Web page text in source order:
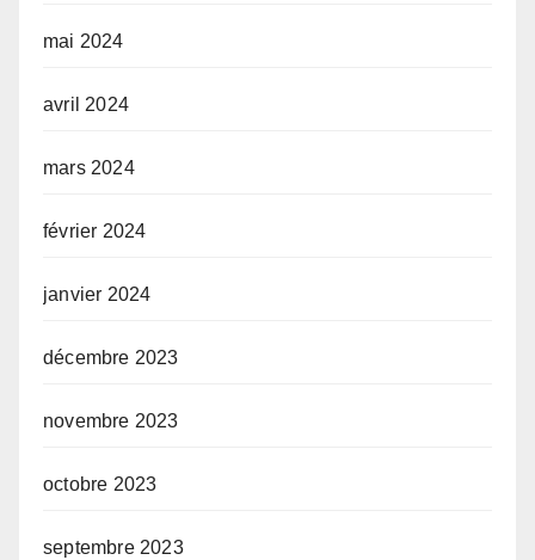
mai 2024
avril 2024
mars 2024
février 2024
janvier 2024
décembre 2023
novembre 2023
octobre 2023
septembre 2023